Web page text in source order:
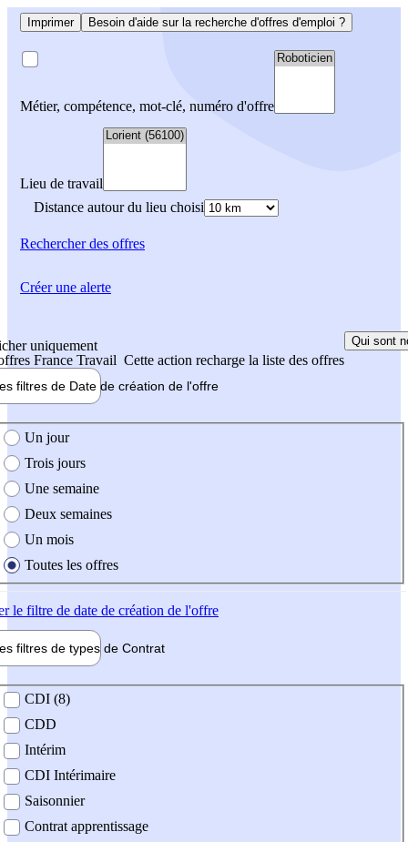
Imprimer Besoin d'aide sur la recherche d'offres d'emploi ?
Métier, compétence, mot-clé, numéro d'offre
Lieu de travail
Distance autour du lieu choisi
Rechercherdes offres
uniquement
France Travail Cette action recharge la liste des offres
Qui sont
filtres de Date de création de l'offre
création de l'offre
Un jour
Trois jours
Une semaine
Deux semaines
Un mois
Toutes les offres
le filtre de date de création de l'offre
filtres de types de Contrat
contrat
CDI (8)
CDD
Intérim
CDI Intérimaire
Saisonnier
Contrat apprentissage
Créer une alerte